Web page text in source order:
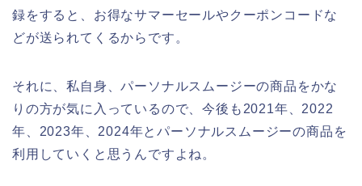
録をすると、お得なサマーセールやクーポンコードな
どが送られてくるからです。
それに、私自身、パーソナルスムージーの商品をかな
りの方が気に入っているので、今後も2021年、2022
年、2023年、2024年とパーソナルスムージーの商品を
利用していくと思うんですよね。